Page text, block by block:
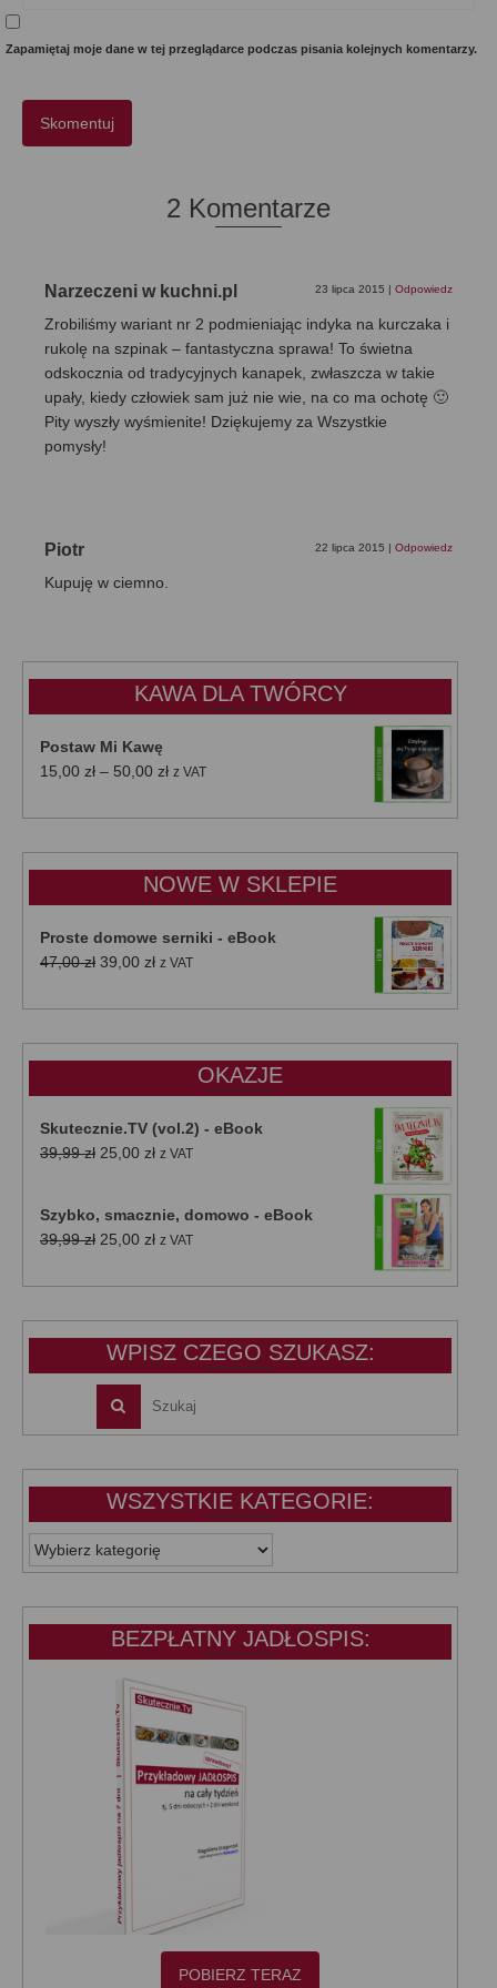
Zapamiętaj moje dane w tej przeglądarce podczas pisania kolejnych komentarzy.
2 Komentarze
Narzeczeni w kuchni.pl 23 lipca 2015 | Odpowiedz
Zrobiliśmy wariant nr 2 podmieniając indyka na kurczaka i
rukolę na szpinak – fantastyczna sprawa! To świetna
odskocznia od tradycyjnych kanapek, zwłaszcza w takie
upały, kiedy człowiek sam już nie wie, na co ma ochotę 🙂
Pity wyszły wyśmienite! Dziękujemy za Wszystkie
pomysły!
Piotr 22 lipca 2015 | Odpowiedz
Kupuję w ciemno.
KAWA DLA TWÓRCY
Postaw Mi Kawę
15,00 zł – 50,00 złZakres
od
do
50,00 zł
z VAT
NOWE W SKLEPIE
Proste domowe serniki - eBook
47,00zł Pierwotna
wynosiła:
39,00 złAktualna
wynosi:
z VAT
OKAZJE
Skutecznie.TV (vol.2) - eBook
39,99zł Pierwotna
39,99 zł.
25,00 złAktualna
25,00 zł.
z VAT
Szybko, smacznie, domowo - eBook
39,99zł Pierwotna
wynosiła:
25,00 złAktualna
wynosi:
z VAT
WPISZ CZEGO SZUKASZ:
WSZYSTKIE KATEGORIE:
WSZYSTKIE
KATEGORIE:
BEZPŁATNY JADŁOSPIS:
POBIERZ TERAZ